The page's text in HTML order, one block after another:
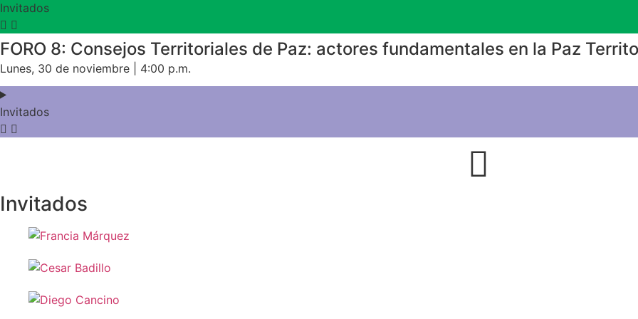
Invitados
FORO 8: Consejos Territoriales de Paz: actores fundamentales en la Paz
Lunes, 30 de noviembre | 4:00 p.m.
Invitados
Invitados